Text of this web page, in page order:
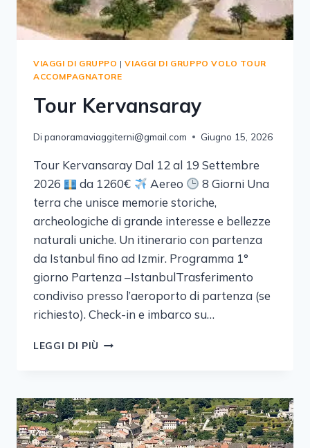
VIAGGI DI GRUPPO |VIAGGI DI GRUPPO VOLO TOUR
ACCOMPAGNATORE
Tour Kervansaray
Di panoramaviaggiterni@gmail.com Giugno 15, 2026
Tour Kervansaray Dal 12 al 19 Settembre
2026
da 1260€ Aereo
8 Giorni Una
terra che unisce memorie storiche,
archeologiche di grande interesse e bellezze
naturali uniche. Un itinerario con partenza
da Istanbul fino ad Izmir. Programma 1°
giorno Partenza –IstanbulTrasferimento
condiviso presso l’aeroporto di partenza (se
richiesto). Check-in e imbarco su…
LEGGI DI PIÙ TOUR